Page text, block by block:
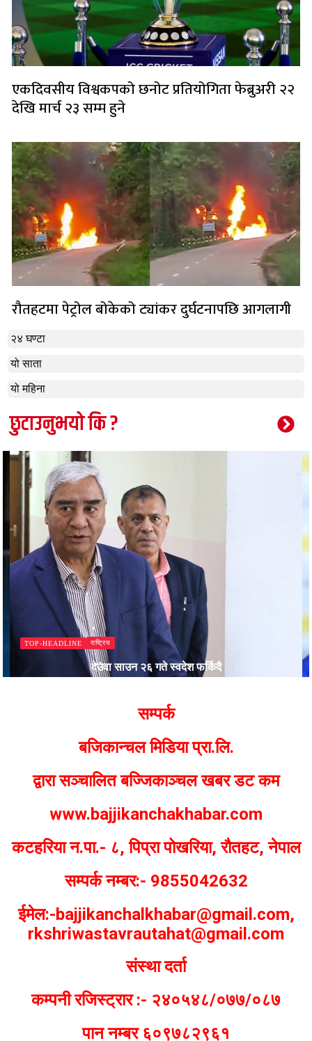
२४ घण्टा
यो साता
यो महिना
एकदिवसीय विश्वकपको छनोट प्रतियोगिता फेब्रुअरी २२
देखि मार्च २३ सम्म हुने
रौतहटमा पेट्रोल बोकेको ट्यांकर दुर्घटनापछि आगलागी
छुटाउनुभयो कि ?
TOP-HEADLINE खेलकुद
लुटेराको आक्रमणमा युगान्डाका चर्चित फुटबलर
सम्पर्क
बजिकान्चल मिडिया प्रा.लि.
द्वारा सञ्चालित बज्जिकाञ्चल खबर डट कम
www.bajjikanchakhabar.com
कटहरिया न.पा.- ८, पिप्रा पोखरिया, रौतहट, नेपाल
सम्पर्क नम्बर:- 9855042632
ईमेल:-bajjikanchalkhabar@gmail.com,
rkshriwastavrautahat@gmail.com
संस्था दर्ता
कम्पनी रजिस्ट्रार :- २४०५४८/०७७/०८७
पान नम्बर ६०९७८२९६१